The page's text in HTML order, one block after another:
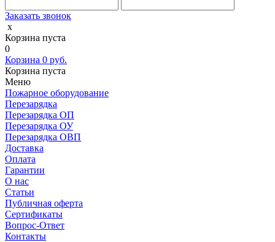
Заказать звонок
x
Корзина пуста
0
Корзина 0 руб.
Корзина пуста
Меню
Пожарное оборудование
Перезарядка
Перезарядка ОП
Перезарядка ОУ
Перезарядка ОВП
Доставка
Оплата
Гарантии
О нас
Статьи
Публичная оферта
Сертификаты
Вопрос-Ответ
Контакты